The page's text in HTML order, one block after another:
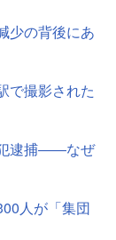
少の背後にあ
撮影された
逮捕――なぜ
人が「集団